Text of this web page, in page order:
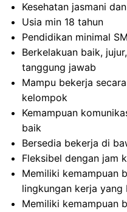
Kesehatan jasmani
Usia min 18 tahun
Pendidikan minimal
Berkelakuan baik,
tanggung jawab
Mampu bekerja
kelompok
Kemampuan
baik
Bersedia bekerja di
Fleksibel dengan jam
Memiliki kemampuan
lingkungan kerja yang
Memiliki kemampuan